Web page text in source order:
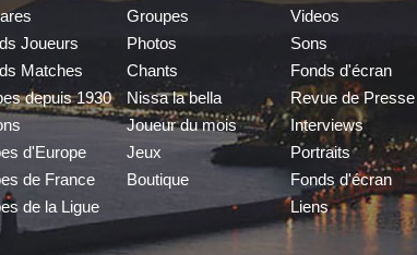
Joueurs
Matches
depuis 1930
d'Europe
de France
de la Ligue
Groupes
Photos
Chants
Nissa la bella
Joueur du mois
Jeux
Boutique
Videos
Sons
Fonds d'écran
Revue de Presse
Interviews
Portraits
Fonds d'écran
Liens